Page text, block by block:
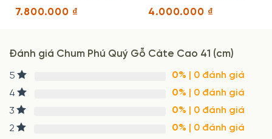
24(cm)
7.800.000 ₫
(cm)
4.000.000 ₫
Đánh giá Chum Phú Quý Gỗ Càte Cao 41 (cm)
5 0% | 0 đánh giá
4
0% | 0 đánh giá
3
0% | 0 đánh giá
2
0% | 0 đánh giá